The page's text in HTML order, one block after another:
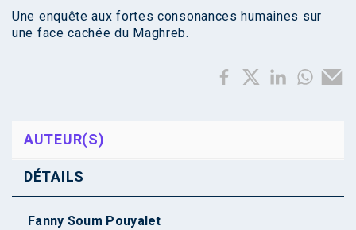
Une enquête aux fortes consonances humaines sur
une face cachée du Maghreb.
AUTEUR(S)
DÉTAILS
Fanny Soum Pouyalet